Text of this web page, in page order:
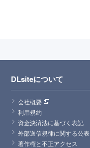
DLsiteについて
会社概要
利用規約
資金決済法に基づく表記
外部送信規律に関する公表
著作権と不正アクセス